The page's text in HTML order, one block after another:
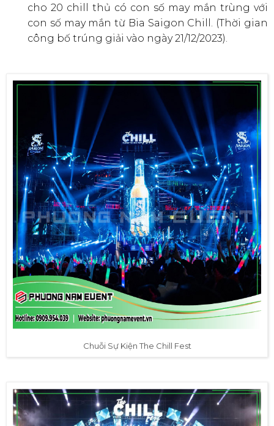
cho 20 chill thủ có con số may mắn trùng với
con số may mắn từ Bia Saigon Chill. (Thời gian
công bố trúng giải vào ngày 21/12/2023).
Chuỗi Sự Kiện The Chill Fest